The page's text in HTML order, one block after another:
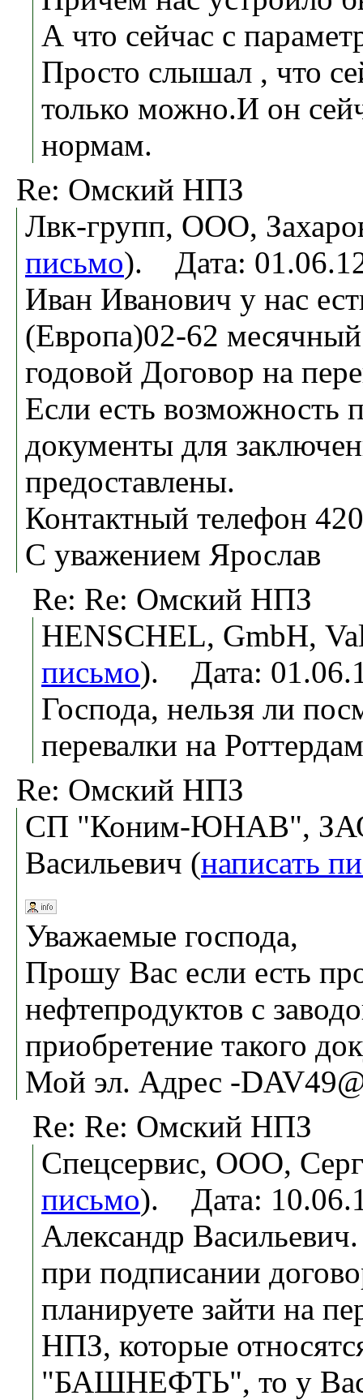
А что сейчас с
Просто слышал , что
только можно.И он
нормам.
Re: Омский НПЗ
Лвк-групп, ООО,
письмо). Дата:
Иван Иванович у нас
(Европа)02-62
годовой Договор на
Если есть возможность
документы для
предоставлены.
Контактный телефон
С уважением Ярослав
Re: Re: Омский НПЗ
HENSCHEL, GmbH,
письмо). Дата:
Господа, нельзя ли
перевалки на
Re: Омский НПЗ
СП "Коним-ЮНАВ",
Васильевич (написать
Уважаемые господа,
Прошу Вас если есть
нефтепродуктов с
приобретение такого
Мой эл. Адрес -
Re: Re: Омский НПЗ
Спецсервис, ООО,
письмо). Дата:
Александр
при подписании
планируете зайти на
НПЗ, которые
"БАШНЕФТЬ", то у Вас